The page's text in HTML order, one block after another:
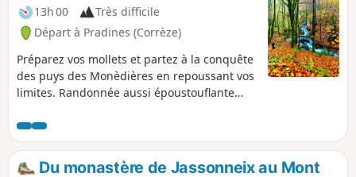
13h 00
Très difficile
Départ à Pradines (Corrèze)
Préparez vos mollets et partez à la conquête
des puys des Monèdières en repoussant vos
limites. Randonnée aussi époustouflante
panoramas. Prévoir des chaussettes de
rechange : quelques ruisseaux à traverser.
Quelques kilomètres de route cumulés au
Du monastère de Jassonneix au Mont